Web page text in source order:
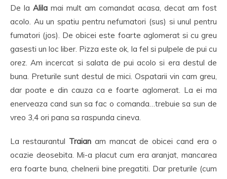
De la Alila mai mult am comandat acasa, decat am fost
acolo. Au un spatiu pentru nefumatori (sus) si unul pentru
fumatori (jos). De obicei este foarte aglomerat si cu greu
gasesti un loc liber. Pizza este ok, la fel si pulpele de pui cu
orez. Am incercat si salata de pui acolo si era destul de
buna. Preturile sunt destul de mici. Ospatarii vin cam greu,
dar poate e din cauza ca e foarte aglomerat. La ei ma
enerveaza cand sun sa fac o comanda…trebuie sa sun de
vreo 3,4 ori pana sa raspunda cineva.
La restaurantul Traian am mancat de obicei cand era o
ocazie deosebita. Mi-a placut cum era aranjat, mancarea
era foarte buna, chelnerii bine pregatiti. Dar preturile (cum